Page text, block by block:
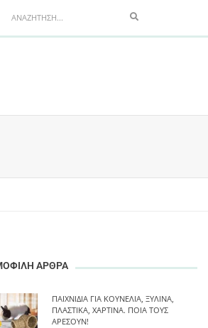
Search
ΑΡΘΡΑ
ΠΑΙΧΝΊΔΙΑ ΓΙΑ ΚΟΥΝΈΛΙΑ, ΞΎΛΙΝΑ,
ΠΛΑΣΤΙΚΆ, ΧΆΡΤΙΝΑ. ΠΟΙΑ ΤΟΥΣ
ΑΡΈΣΟΥΝ!